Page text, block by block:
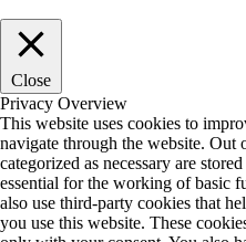
Close
Privacy Overview
This website uses cookies to
navigate through the website. Out
categorized as necessary are
essential for the working of basic
also use third-party cookies that
you use this website. These